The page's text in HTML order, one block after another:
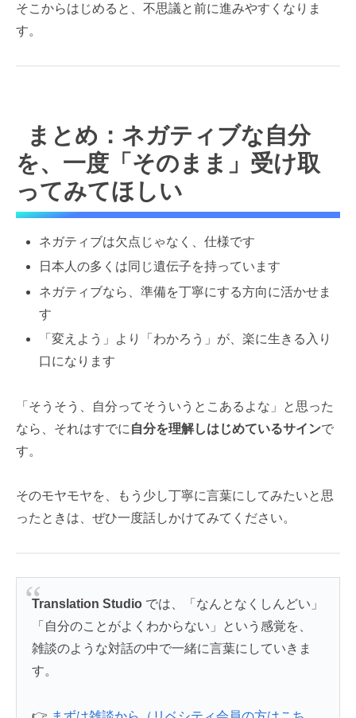
そこからはじめると、不思議と前に進みやすくなりま
す。
まとめ：ネガティブな自分
を、一度「そのまま」受け取
ってみてほしい
ネガティブは欠点じゃなく、仕様です
日本人の多くは同じ遺伝子を持っています
ネガティブなら、準備を丁寧にする方向に活かせま
す
「変えよう」より「わかろう」が、楽に生きる入り
口になります
「そうそう、自分ってそういうとこあるよな」と思った
なら、それはすでに 自分を理解しはじめているサインで
す。
そのモヤモヤを、もう少し丁寧に言葉にしてみたいと思
ったときは、ぜひ一度話しかけてみてください。
Translation Studio では、「なんとなくしんどい」
「自分のことがよくわからない」という感覚を、
雑談のような対話の中で一緒に言葉にしていきま
す。